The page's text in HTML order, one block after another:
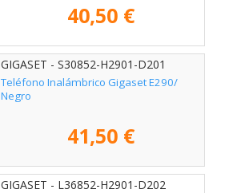
40,50 €
GIGASET - S30852-H2901-D201
Teléfono Inalámbrico Gigaset E290/
Negro
41,50 €
GIGASET - L36852-H2901-D202